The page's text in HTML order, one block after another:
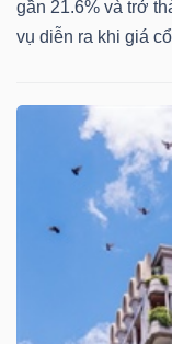
gần 21.6% và trở
vụ diễn ra khi giá
tích
Thuật